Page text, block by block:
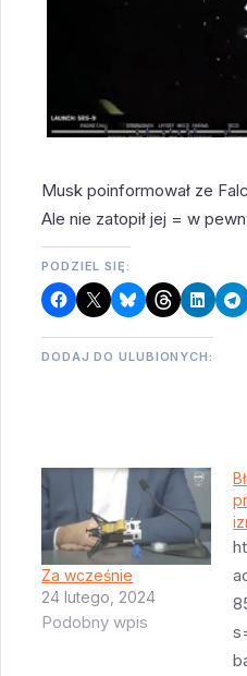
Musk poinformował ze
Ale nie zatopił jej = w
PODZIEL SIĘ:
DODAJ DO ULUBIONYCH:
Za wcześnie
24 lutego, 2024
Podobny wpis